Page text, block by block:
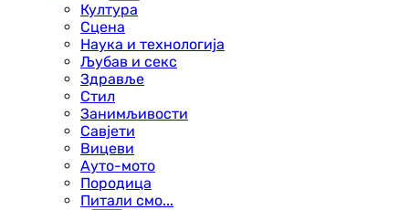
Култура
Сцена
Наука и технологија
Љубав и секс
Здравље
Стил
Занимљивости
Савјети
Вицеви
Ауто-мото
Породица
Питали смо...